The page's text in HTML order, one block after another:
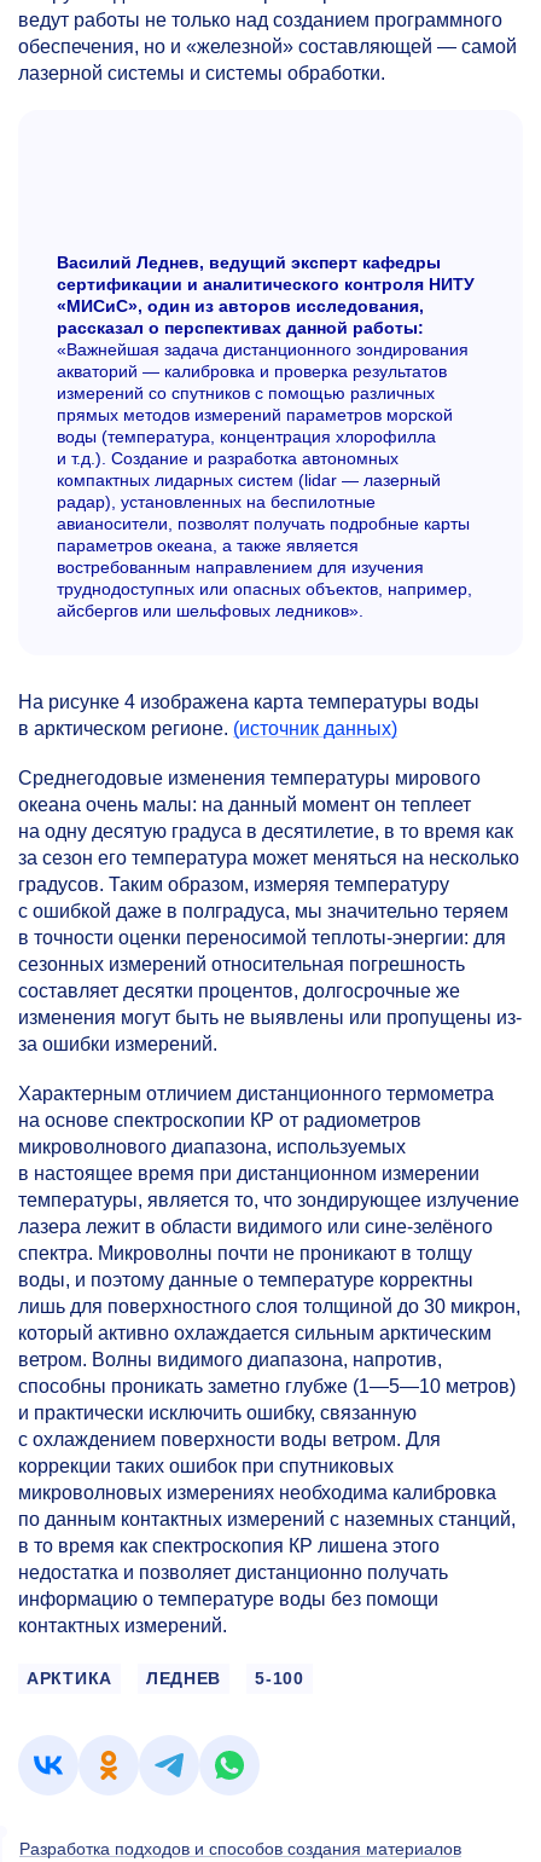
ведут работы не только над созданием программного
обеспечения, но и «железной» составляющей — самой
лазерной системы и системы обработки.
Василий Леднев, ведущий эксперт кафедры
сертификации и аналитического контроля НИТУ
«МИСиС», один из авторов исследования,
рассказал о перспективах данной работы:
«Важнейшая задача дистанционного зондирования
акваторий — калибровка и проверка результатов
измерений со спутников с помощью различных
прямых методов измерений параметров морской
воды (температура, концентрация хлорофилла
и т.д.). Создание и разработка автономных
компактных лидарных систем (lidar — лазерный
радар), установленных на беспилотные
авианосители, позволят получать подробные карты
параметров океана, а также является
востребованным направлением для изучения
труднодоступных или опасных объектов, например,
айсбергов или шельфовых ледников».
На рисунке 4 изображена карта температуры воды
в арктическом регионе. (источник данных)
Среднегодовые изменения температуры мирового
океана очень малы: на данный момент он теплеет
на одну десятую градуса в десятилетие, в то время как
за сезон его температура может меняться на несколько
градусов. Таким образом, измеряя температуру
с ошибкой даже в полградуса, мы значительно теряем
в точности оценки переносимой теплоты-энергии: для
сезонных измерений относительная погрешность
составляет десятки процентов, долгосрочные же
изменения могут быть не выявлены или пропущены из-
за ошибки измерений.
Характерным отличием дистанционного термометра
на основе спектроскопии КР от радиометров
микроволнового диапазона, используемых
в настоящее время при дистанционном измерении
температуры, является то, что зондирующее излучение
лазера лежит в области видимого или сине-зелёного
спектра. Микроволны почти не проникают в толщу
воды, и поэтому данные о температуре корректны
лишь для поверхностного слоя толщиной до 30 микрон,
который активно охлаждается сильным арктическим
ветром. Волны видимого диапазона, напротив,
способны проникать заметно глубже (1—5—10 метров)
и практически исключить ошибку, связанную
с охлаждением поверхности воды ветром. Для
коррекции таких ошибок при спутниковых
микроволновых измерениях необходима калибровка
по данным контактных измерений с наземных станций,
в то время как спектроскопия КР лишена этого
недостатка и позволяет дистанционно получать
информацию о температуре воды без помощи
контактных измерений.
АРКТИКА ЛЕДНЕВ 5-100
Разработка подходов и способов создания материалов